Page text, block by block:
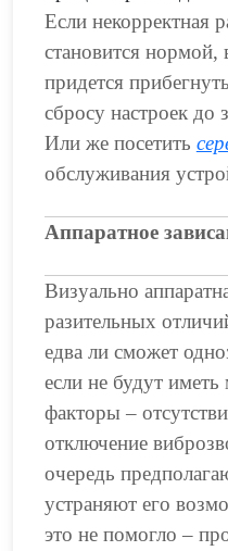
Если некорректная
становится нормой,
придется
сбросу настроек до
Или же посетить
обслуживания
Аппаратное
Визуально
разительных
едва ли сможет
если не будут
факторы –
отключение
очередь
устраняют его
это не помогло –